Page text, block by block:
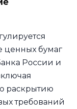
бумаг
России и
раскрытию
требований